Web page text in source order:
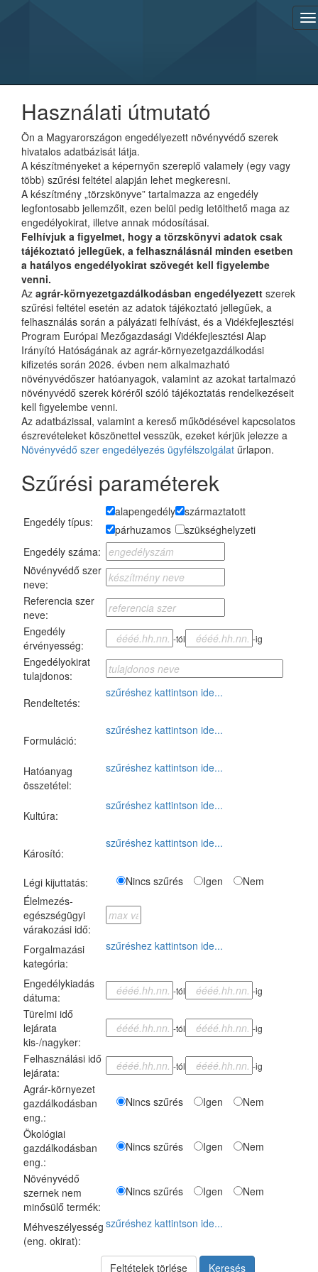
Használati útmutató
Ön a Magyarországon engedélyezett növényvédő szerek
hivatalos adatbázisát látja.
A készítményeket a képernyőn szereplő valamely (egy vagy
több) szűrési feltétel alapján lehet megkeresni.
A készítmény „törzskönyve” tartalmazza az engedély
legfontosabb jellemzőit, ezen belül pedig letölthető maga az
engedélyokirat, illetve annak módosításai.
Felhívjuk a figyelmet, hogy a törzskönyvi adatok csak
tájékoztató jellegűek, a felhasználásnál minden esetben
a hatályos engedélyokirat szövegét kell figyelembe
venni.
Az agrár-környezetgazdálkodásban engedélyezett szerek
szűrési feltétel esetén az adatok tájékoztató jellegűek, a
felhasználás során a pályázati felhívást, és a Vidékfejlesztési
Program Európai Mezőgazdasági Vidékfejlesztési Alap
Irányító Hatóságának az agrár-környezetgazdálkodási
kifizetés során 2026. évben nem alkalmazható
növényvédőszer hatóanyagok, valamint az azokat tartalmazó
növényvédő szerek köréről szóló tájékoztatás rendelkezéseit
kell figyelembe venni.
Az adatbázissal, valamint a kereső működésével kapcsolatos
észrevételeket köszönettel vesszük, ezeket kérjük jelezze a
Növényvédő szer engedélyezés ügyfélszolgálat űrlapon.
Szűrési paraméterek
Engedély típus:
alapengedély
származtatott
párhuzamos
szükséghelyzeti
Engedély száma:
Növényvédő szer
neve:
Referencia szer
neve:
Engedély
érvényesség:
-tól -ig
Engedélyokirat
tulajdonos:
Rendeltetés:
szűréshez kattintson ide...
Formuláció:
szűréshez kattintson ide...
Hatóanyag
összetétel:
szűréshez kattintson ide...
Kultúra:
szűréshez kattintson ide...
Károsító:
szűréshez kattintson ide...
Légi kijuttatás: Nincs szűrés Igen
Nem
Élelmezés-
egészségügyi
várakozási idő:
Forgalmazási
kategória:
szűréshez kattintson ide...
Engedélykiadás
dátuma:
-tól -ig
Türelmi idő
lejárata
kis-/nagyker:
-tól -ig
Felhasználási idő
lejárata:
-tól -ig
Agrár-környezet
gazdálkodásban
eng.:
Nincs szűrés Igen Nem
Ökológiai
gazdálkodásban
eng.:
Nincs szűrés Igen Nem
Növényvédő
szernek nem
minősülő termék:
Nincs szűrés Igen Nem
Méhveszélyesség
(eng. okirat):
szűréshez kattintson ide...